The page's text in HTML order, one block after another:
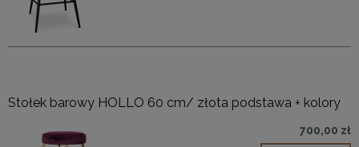
Stołek barowy HOLLO 60 cm/ złota podstawa + kolory
700,00 zł